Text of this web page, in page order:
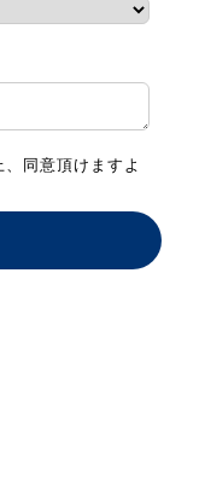
同意頂けますよ